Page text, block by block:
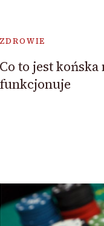
ZDROWIE
Co to jest końska
funkcjonuje